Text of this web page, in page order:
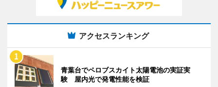
アクセスランキング
青葉台でペロブスカイト太陽電池の実証実
験 屋内光で発電性能を検証